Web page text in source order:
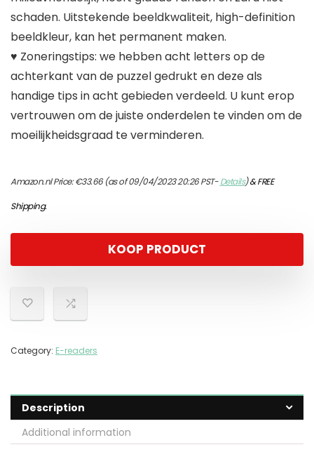
schaden. Uitstekende beeldkwaliteit, high-definition
beeldkleur, kan het permanent maken.
♥ Zoneringstips: we hebben acht letters op de
achterkant van de puzzel gedrukt en deze als
handige tips in acht gebieden verdeeld. U kunt erop
vertrouwen om de juiste onderdelen te vinden om de
moeilijkheidsgraad te verminderen.
Amazon.nl Price:€33.66(as of 09/04/2023 20:26 PST-Details)&FREE
Shipping.
KOOP PRODUCT
Category: E-readers
Description
Additional information